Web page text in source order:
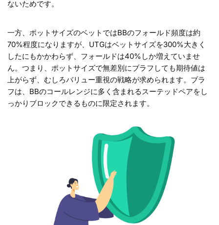
ないためです。
一方、ポットサイズのベットではBBのフォールド頻度は約
70%程度になりますが、UTGはベットサイズを300%大きく
したにもかかわらず、フォールドは40%しか増えていませ
ん。つまり、ポットサイズで無差別にブラフしても期待値は
上がらず、むしろバリュー重視の戦略が求められます。ブラ
フは、BBのコールレンジに多く含まれるスーテッドペアをし
っかりブロックできるものに限定されます。